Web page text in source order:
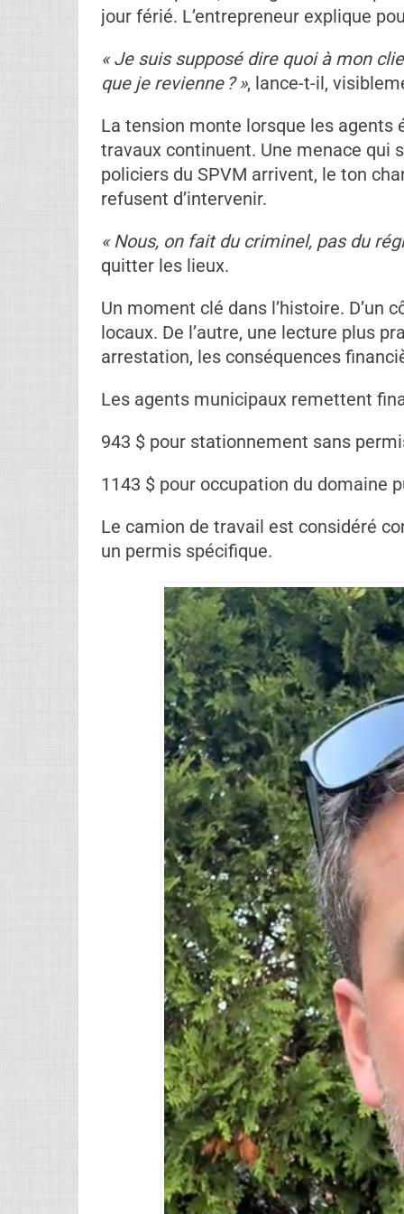
fuite d’eau importante chez un
rapide, les dommages risquent de
Mais sur place, des agents
jour férié. L’entrepreneur explique
que je revienne ? », lance-t-il,
La tension monte lorsque les
travaux continuent. Une menace qui
policiers du SPVM arrivent, le ton
refusent d’intervenir.
« Nous, on fait du criminel, pas du
quitter les lieux.
Un moment clé dans l’histoire.
locaux. De l’autre, une lecture plus
arrestation, les conséquences
Les agents municipaux remettent
943 $ pour stationnement sans
1143 $ pour occupation du domaine
Le camion de travail est considéré
un permis spécifique.